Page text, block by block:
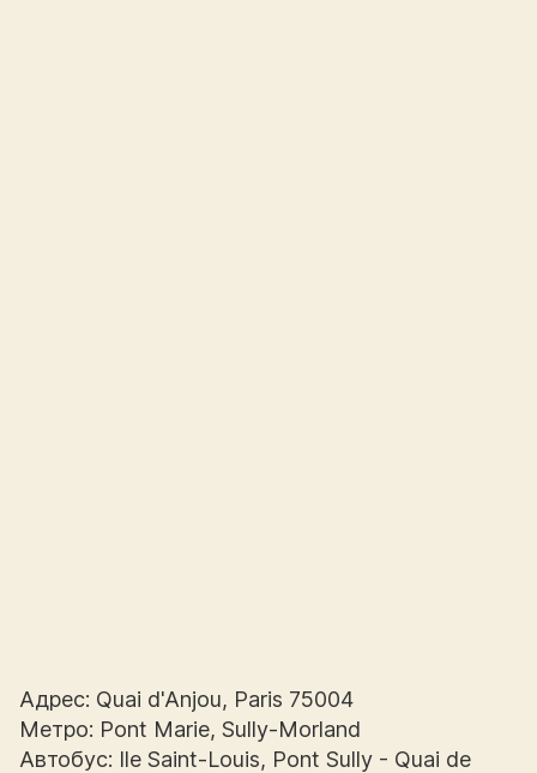
Адрес: Quai d'Anjou, Paris 75004
Метро: Pont Marie, Sully-Morland
Автобус: Ile Saint-Louis, Pont Sully - Quai de